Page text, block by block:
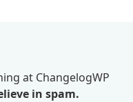
at ChangelogWP
in spam.